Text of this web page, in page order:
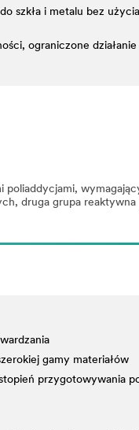
szkła i metalu bez
ograniczone
druga grupa
gamy materiałów
przygotowywania